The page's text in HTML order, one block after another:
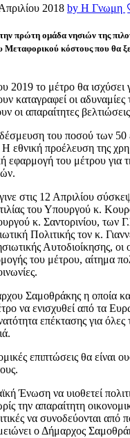
2018 by Η Γνωμη
πρώτη ομάδα νησιών της
Μεταφορικού κόστους που θα
2019 το μέτρο θα ισχύσει
καταγραφεί οι αδυναμίες
οι απαραίτητες
του ποσού των 50
προέλευση της
εφαρμογή του μέτρου για
στις 12 Απριλίου
του Υπουργού κ.
κ. Σαντορινίου, των
Πολιτικής τον κ.
Αυτοδιοίκησης, οι
του μέτρου, αίτημα
Σαμοθράκης η οποία
να ενισχυθεί από τα
επέκτασης για όλες
επιπτώσεις θα είναι
Ένωση να υιοθετεί
την απαραίτητη
να συνοδεύονται από
ο Δήμαρχος